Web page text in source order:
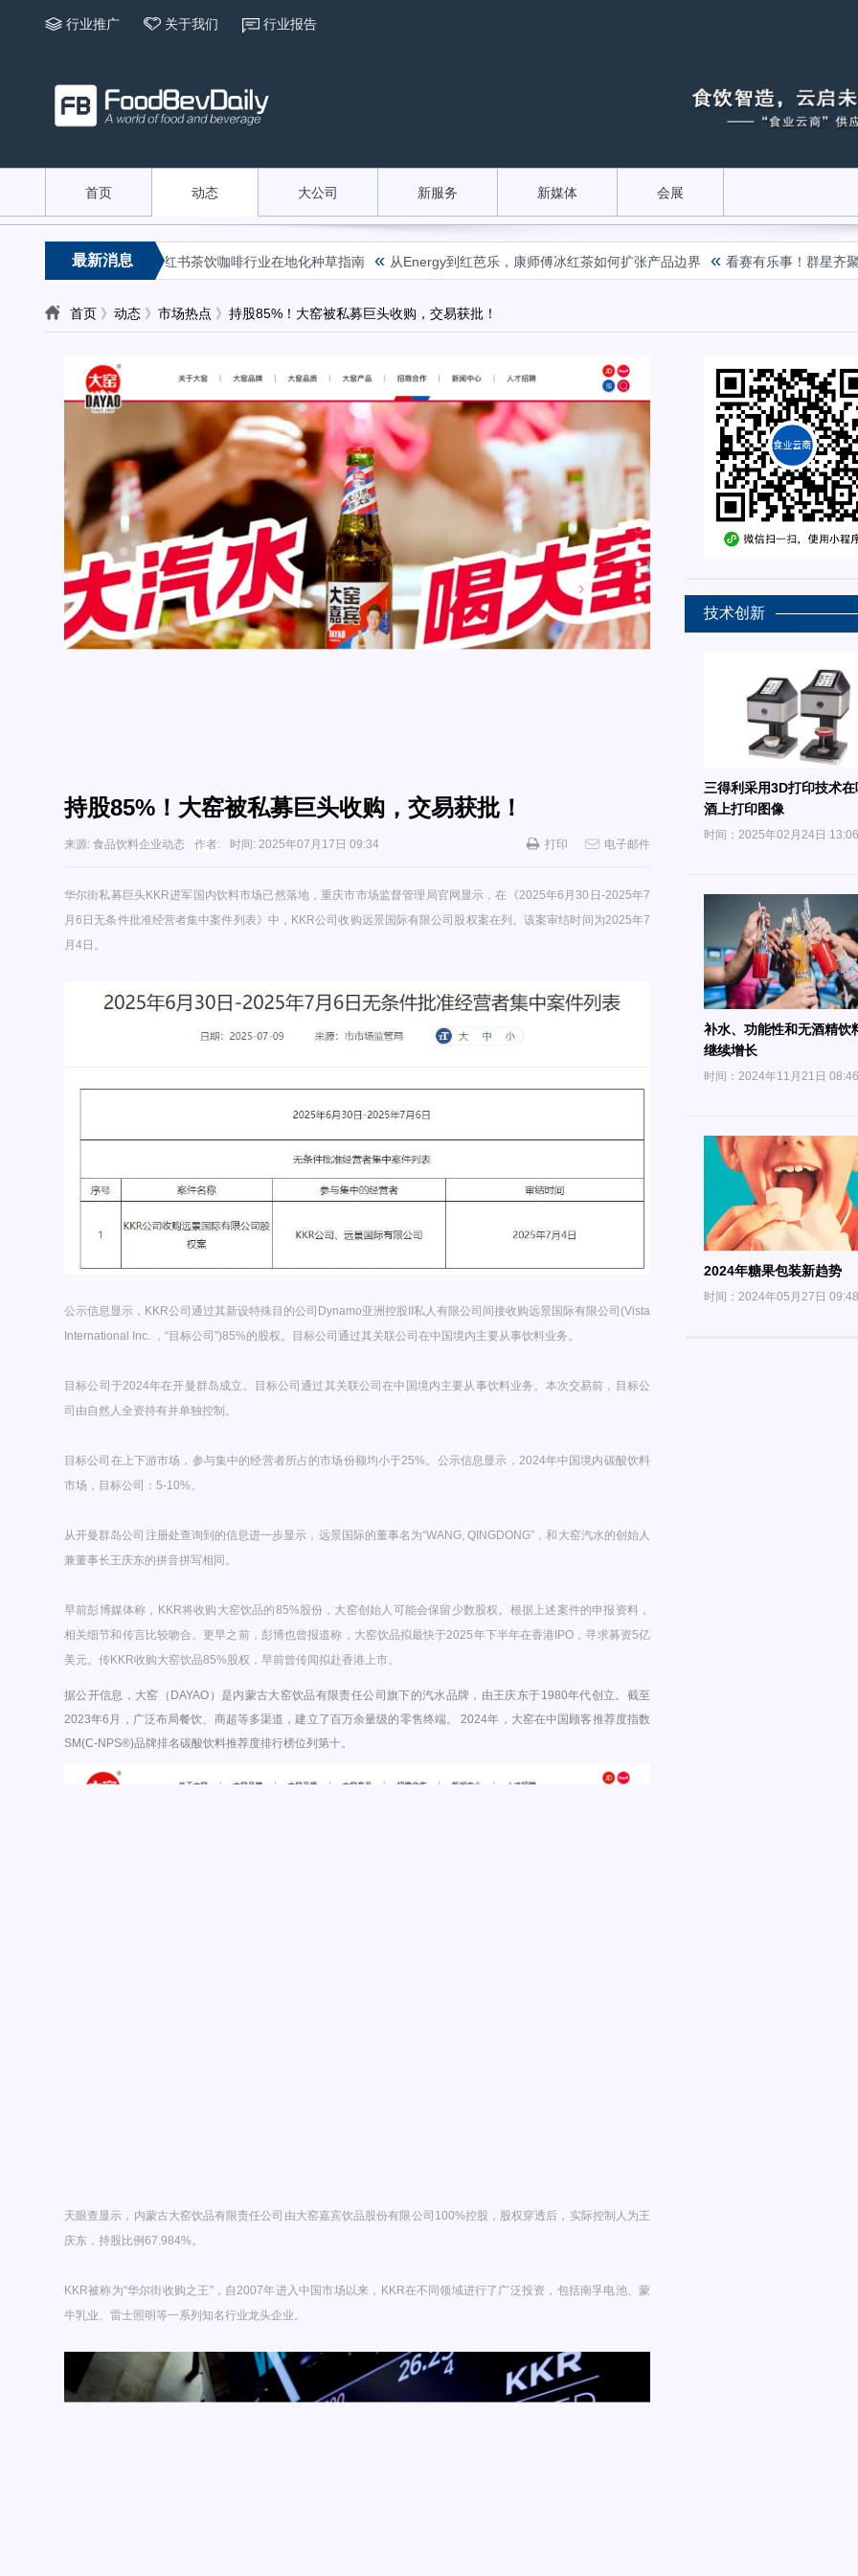
行业推广 关于我们 行业报告
首页 动态 大公司 新服务 新媒体 会展
最新消息
兴趣经营丨2026小红书茶饮咖啡行业在地化种草指南 « 从Energy到红芭乐，康师傅冰红茶如何扩张产品边界 « 看赛有乐事！群星齐聚乐
首页 》 动态 》 市场热点 》 持股85%！大窑被私募巨头收购，交易获批！
持股85%！大窑被私募巨头收购，交易获批！
来源: 食品饮料企业动态 作者: 时间: 2025年07月17日 09:34 打印 电子邮件
华尔街私募巨头KKR进军国内饮料市场已然落地，重庆市市场监督管理局官网显示，在《2025年6月30日-2025年7
月6日无条件批准经营者集中案件列表》中，KKR公司收购远景国际有限公司股权案在列。该案审结时间为2025年7
月4日。
公示信息显示，KKR公司通过其新设特殊目的公司Dynamo亚洲控股II私人有限公司间接收购远景国际有限公司(Vista
International Inc. ，“目标公司”)85%的股权。目标公司通过其关联公司在中国境内主要从事饮料业务。
目标公司于2024年在开曼群岛成立。目标公司通过其关联公司在中国境内主要从事饮料业务。本次交易前，目标公
司由自然人全资持有并单独控制。
目标公司在上下游市场，参与集中的经营者所占的市场份额均小于25%。公示信息显示，2024年中国境内碳酸饮料
市场，目标公司：5-10%。
从开曼群岛公司注册处查询到的信息进一步显示，远景国际的董事名为“WANG, QINGDONG”，和大窑汽水的创始人
兼董事长王庆东的拼音拼写相同。
早前彭博媒体称，KKR将收购大窑饮品的85%股份，大窑创始人可能会保留少数股权。根据上述案件的申报资料，
相关细节和传言比较吻合。更早之前，彭博也曾报道称，大窑饮品拟最快于2025年下半年在香港IPO，寻求募资5亿
美元。传KKR收购大窑饮品85%股权，早前曾传闻拟赴香港上市。
据公开信息，大窑（DAYAO）是内蒙古大窑饮品有限责任公司旗下的汽水品牌，由王庆东于1980年代创立。截至
2023年6月，广泛布局餐饮、商超等多渠道，建立了百万余量级的零售终端。 2024年，大窑在中国顾客推荐度指数
SM(C-NPS®)品牌排名碳酸饮料推荐度排行榜位列第十。
天眼查显示，内蒙古大窑饮品有限责任公司由大窑嘉宾饮品股份有限公司100%控股，股权穿透后，实际控制人为王
庆东，持股比例67.984%。
KKR被称为“华尔街收购之王”，自2007年进入中国市场以来，KKR在不同领域进行了广泛投资，包括南孚电池、蒙
牛乳业、雷士照明等一系列知名行业龙头企业。
技术创新
三得利采用3D打印技术在
酒上打印图像
时间：2025年02月24日 13:06
补水、功能性和无酒精饮
继续增长
时间：2024年11月21日 08:46
2024年糖果包装新趋势
时间：2024年05月27日 09:48